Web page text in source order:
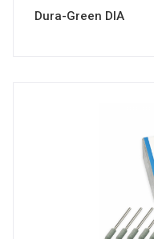
Dura-Green DIA